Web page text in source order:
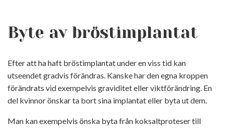
Byte av bröstimplantat
Efter att ha haft bröstimplantat under en viss tid kan
utseendet gradvis förändras. Kanske har den egna kroppen
förändrats vid exempelvis graviditet eller viktförändring. En
del kvinnor önskar ta bort sina implantat eller byta ut dem.
Man kan exempelvis önska byta från koksaltproteser till